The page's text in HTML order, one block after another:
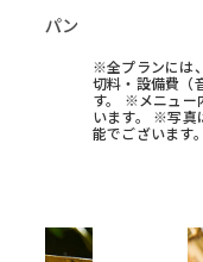
パン
※全プランには
切料・設備費（
す。 ※メニュー
います。 ※写真
能でございます。